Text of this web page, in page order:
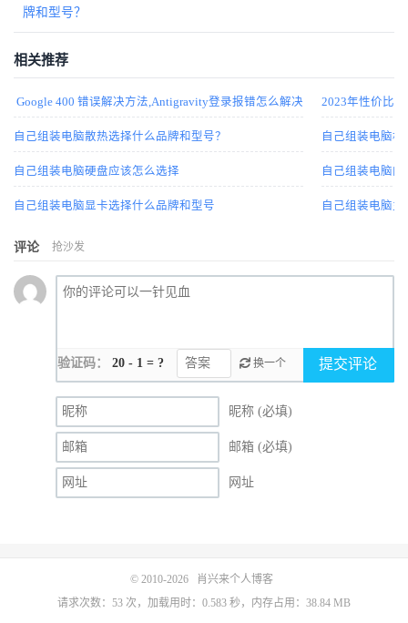
牌和型号？
相关推荐
Google 400 错误解决方法,Antigravity登录报错怎么解决 2023年性价比
自己组装电脑散热选择什么品牌和型号？ 自己组装电脑
自己组装电脑硬盘应该怎么选择 自己组装电脑
自己组装电脑显卡选择什么品牌和型号 自己组装电脑
评论 抢沙发
验证码： 20 - 1 = ? 换一个 提交评论
昵称 (必填)
邮箱 (必填)
网址
© 2010-2026
肖兴来个人博客
请求次数：53 次，加载用时：0.583 秒，内存占用：38.84 MB